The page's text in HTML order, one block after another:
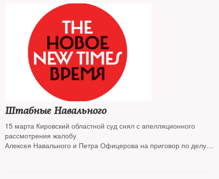
Штабные Навального
15 марта Кировский областной суд снял с апелляционного
рассмотрения жалобу
Алексея Навального и Петра Офицерова на приговор по делу